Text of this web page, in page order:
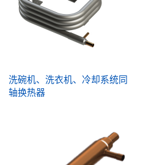
洗碗机、洗衣机、冷却系统同
轴换热器